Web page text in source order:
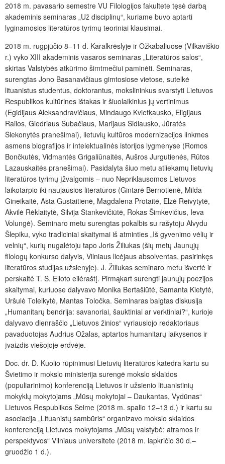
2018 m. pavasario semestre VU Filologijos fakultete tęsė darbą
akademinis seminaras „Už disciplinų“, kuriame buvo aptarti
lyginamosios literatūros tyrimų teoriniai klausimai.
2018 m. rugpjūčio 8–11 d. Karalkrėslyje ir Ožkabaliuose (Vilkaviškio
r.) vyko XIII akademinis vasaros seminaras „Literatūros salos“,
skirtas Valstybės atkūrimo šimtmečiui paminėti. Seminaras,
surengtas Jono Basanavičiaus gimtosiose vietose, sutelkė
lituanistus studentus, doktorantus, mokslininkus svarstyti Lietuvos
Respublikos kultūrines ištakas ir šiuolaikinius jų vertinimus
(Egidijaus Aleksandravičiaus, Mindaugo Kvietkausko, Eligijaus
Railos, Giedriaus Subačiaus, Marijaus Šidlausko, Jūratės
Šlekonytės pranešimai), lietuvių kultūros modernizacijos linkmes
asmens biografijos ir intelektualinės istorijos lygmenyse (Romos
Bončkutės, Vidmantės Grigaliūnaitės, Aušros Jurgutienės, Rūtos
Lazauskaitės pranešimai). Pasidalyta šiuo metu atliekamų lietuvių
literatūros tyrimų įžvalgomis – nuo Nepriklausomos Lietuvos
laikotarpio iki naujausios literatūros (Gintarė Bernotienė, Milda
Gineikaitė, Asta Gustaitienė, Magdalena Protaitė, Elzė Reivytytė,
Akvilė Rėklaitytė, Silvija Stankevičiūtė, Rokas Šimkevičius, Ieva
Volungė). Seminaro metu surengtas pokalbis su rašytoju Alvydu
Šlepiku, vyko tradiciniai skaitymai iš atminties „Iš gyvenimo vėlių ir
velnių“, kurių nugalėtoju tapo Joris Žiliukas (šių metų Jaunųjų
filologų konkurso dalyvis, Vilniaus licėjaus absolventas, pasirinkęs
literatūros studijas užsienyje). J. Žiliukas seminaro metu išvertė ir
perskaitė T. S. Elioto eilėraštį. Pirmąkart surengti jaunųjų poezijos
skaitymai, kuriuose dalyvavo Monika Bertašiūtė, Samanta Kietytė,
Uršulė Toleikytė, Mantas Toločka. Seminaras baigtas diskusija
„Humanitarų bendrija: savanoriai, šauktiniai ar verktiniai?“, kurioje
dalyvavo dienraščio „Lietuvos žinios“ vyriausiojo redaktoriaus
pavaduotojas Audrius Ožalas, aptartos humanitarų laikysenos ir
įvaizdis viešojoje erdvėje.
Doc. dr. D. Kuolio rūpinimusi Lietuvių literatūros katedra kartu su
Švietimo ir mokslo ministerija surengė mokslo sklaidos
(populiarinimo) konferenciją Lietuvos ir užsienio lituanistinių
mokyklų mokytojams „Mūsų mokytojai – Daukantas, Vydūnas“
Lietuvos Respublikos Seime (2018 m. spalio 12–13 d.) ir kartu su
asociacija „Lituanistų sambūris“ organizavo mokslo sklaidos
konferenciją Lietuvos mokytojams „Mūsų valstybė: atramos ir
perspektyvos“ Vilniaus universitete (2018 m. lapkričio 30 d.–
gruodžio 1 d.).